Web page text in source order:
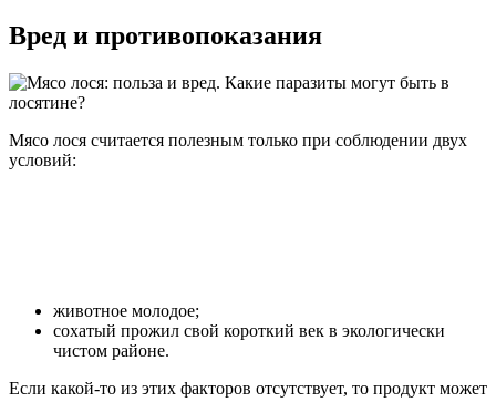
Вред и противопоказания
Мясо лося считается полезным только при соблюдении двух
условий:
животное молодое;
сохатый прожил свой короткий век в экологически
чистом районе.
Если какой-то из этих факторов отсутствует, то продукт может